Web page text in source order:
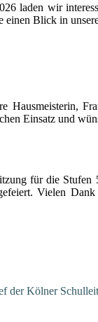
laden wir
einen Blick in
Hausmeisterin,
Einsatz und
für die
Vielen
der Kölner